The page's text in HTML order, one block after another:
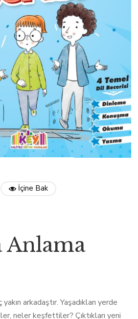
İçine Bak
Anlama
arkadaştır. Yaşadıkları yerde
neler keşfettiler? Çıktıkları yeni